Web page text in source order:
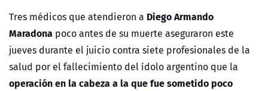
Tres médicos que atendieron a Diego Armando
Maradona poco antes de su muerte aseguraron este
jueves durante el juicio contra siete profesionales de la
salud por el fallecimiento del ídolo argentino que la
operación en la cabeza a la que fue sometido poco